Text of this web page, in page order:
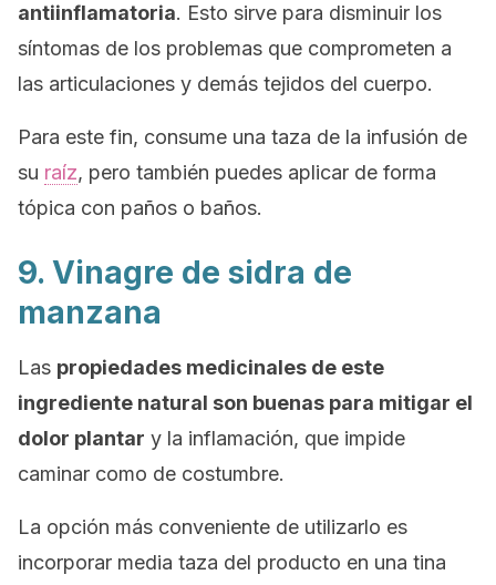
antiinflamatoria. Esto sirve para disminuir los
síntomas de los problemas que comprometen a
las articulaciones y demás tejidos del cuerpo.
Para este fin, consume una taza de la infusión de
su raíz, pero también puedes aplicar de forma
tópica con paños o baños.
9. Vinagre de sidra de
manzana
Las propiedades medicinales de este
ingrediente natural son buenas para mitigar el
dolor plantar y la inflamación, que impide
caminar como de costumbre.
La opción más conveniente de utilizarlo es
incorporar media taza del producto en una tina